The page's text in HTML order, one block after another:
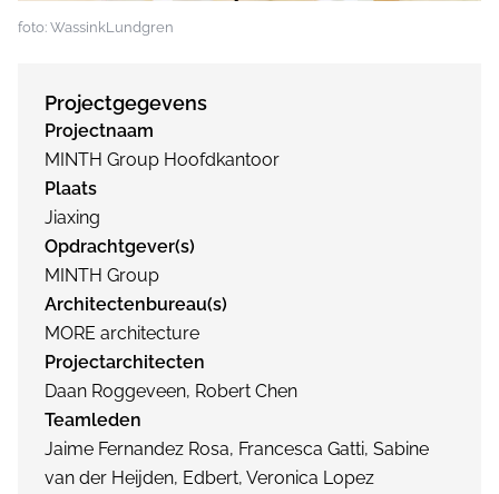
foto: WassinkLundgren
Projectgegevens
Projectnaam
MINTH Group Hoofdkantoor
Plaats
Jiaxing
Opdrachtgever(s)
MINTH Group
Architectenbureau(s)
MORE architecture
Projectarchitecten
Daan Roggeveen, Robert Chen
Teamleden
Jaime Fernandez Rosa, Francesca Gatti, Sabine
van der Heijden, Edbert, Veronica Lopez